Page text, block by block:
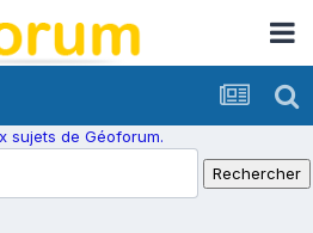
sujets de Géoforum.